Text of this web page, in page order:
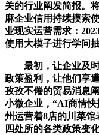
关的行业阐发简报。
麻企业信用持续摸索
业现实运营需求：
使用大模子进行学问
最初，让企业及时
政策盈利，让他们享
孜孜不倦的贸易消息
小微企业，“AI商情
州运营着8店的川菜
四处所的各类政策变